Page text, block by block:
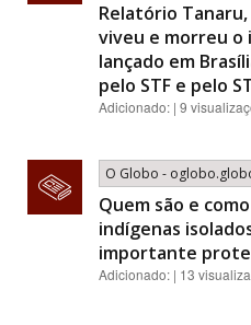
Relatório
viveu e morreu o
lançado em
pelo STF e pelo
Adicionado: | 9
O Globo -
Quem são e
indígenas
importante
Adicionado: | 13